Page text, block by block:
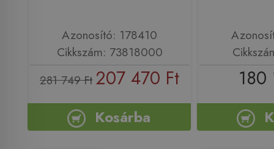
Azonosító: 178410
Cikkszám: 73818000
281 749 Ft 207 470 Ft
Kosárba
180